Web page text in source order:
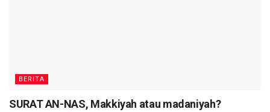
BERITA
SURAT AN-NAS, Makkiyah atau madaniyah?